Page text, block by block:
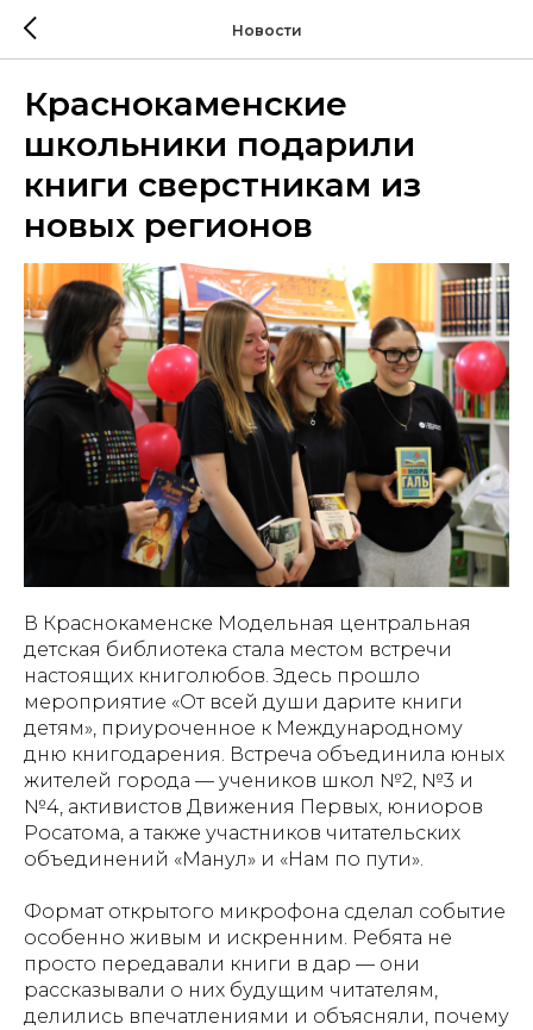
Новости
Краснокаменские
школьники подарили
книги сверстникам из
новых регионов
В Краснокаменске Модельная центральная
детская библиотека стала местом встречи
настоящих книголюбов. Здесь прошло
мероприятие «От всей души дарите книги
детям», приуроченное к Международному
дню книгодарения. Встреча объединила юных
жителей города — учеников школ №2, №3 и
№4, активистов Движения Первых, юниоров
Росатома, а также участников читательских
объединений «Манул» и «Нам по пути».
Формат открытого микрофона сделал событие
особенно живым и искренним. Ребята не
просто передавали книги в дар — они
рассказывали о них будущим читателям,
делились впечатлениями и объясняли, почему